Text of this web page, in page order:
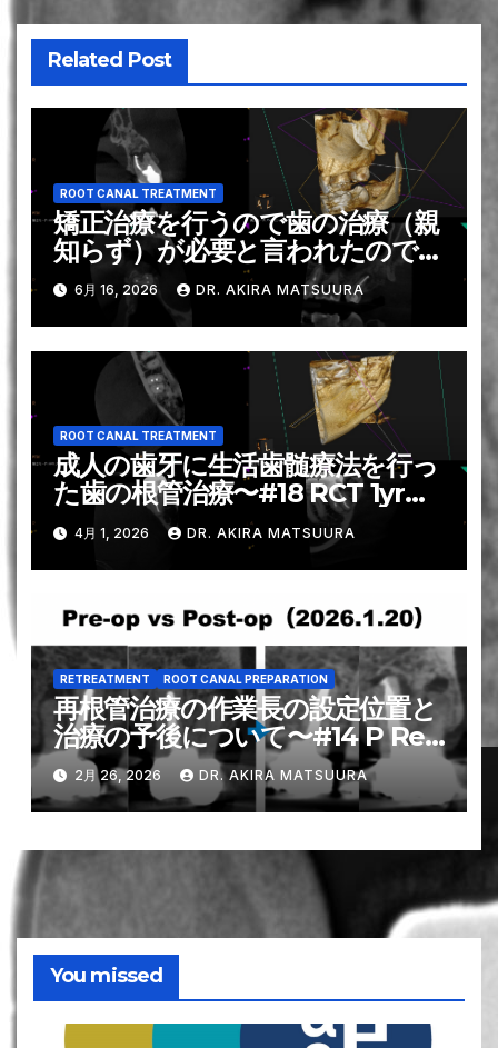
Related Post
ROOT CANAL TREATMENT
矯正治療を行うので歯の治療（親
知らず）が必要と言われたのでお
願いしたい〜#16 RCT 1回法
6月 16, 2026 DR. AKIRA MATSUURA
ROOT CANAL TREATMENT
成人の歯牙に生活歯髄療法を行っ
た歯の根管治療〜#18 RCT 1yr
recall
4月 1, 2026 DR. AKIRA MATSUURA
RETREATMENT ROOT CANAL PREPARATION
再根管治療の作業長の設定位置と
治療の予後について〜#14 P Re-
RCT
2月 26, 2026 DR. AKIRA MATSUURA
You missed